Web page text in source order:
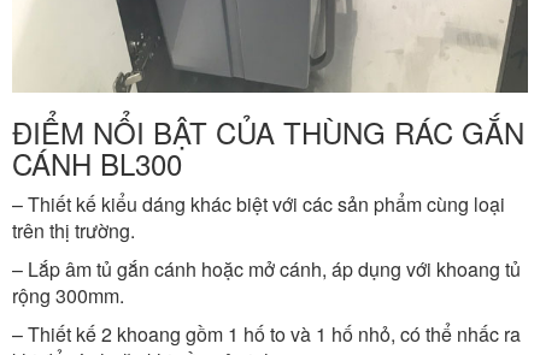
ĐIỂM NỔI BẬT CỦA THÙNG RÁC GẮN
CÁNH BL300
– Thiết kế kiểu dáng khác biệt với các sản phẩm cùng loại
trên thị trường.
– Lắp âm tủ gắn cánh hoặc mở cánh, áp dụng với khoang tủ
rộng 300mm.
– Thiết kế 2 khoang gồm 1 hố to và 1 hố nhỏ, có thể nhấc ra